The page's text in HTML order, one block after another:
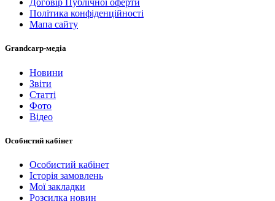
Договір Публічної оферти
Політика конфіденційності
Мапа сайту
Grandcarp-медіа
Новини
Звіти
Статті
Фото
Відео
Особистий кабінет
Особистий кабінет
Історія замовлень
Мої закладки
Розсилка новин